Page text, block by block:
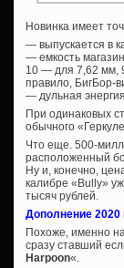
Новинка имеет
— выпускается в
— емкость
10 — для 7,62 мм,
правило, БигБор-
— дульная
При одинаковых
обычного
Что еще. 500-
расположенный
Ну и, конечно,
калибре «Bully»
тысяч рублей.
Дополнение 2020
Похоже, именно
сразу ставший
Harpoon«.